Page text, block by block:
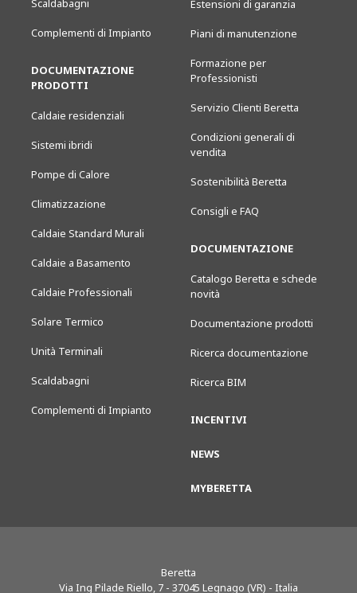
Scaldabagni
Complementi di Impianto
DOCUMENTAZIONE
PRODOTTI
Caldaie residenziali
Sistemi ibridi
Pompe di Calore
Climatizzazione
Caldaie Standard Murali
Caldaie a Basamento
Caldaie Professionali
Solare Termico
Unità Terminali
Scaldabagni
Complementi di Impianto
Estensioni di garanzia
Piani di manutenzione
Formazione per
Professionisti
Servizio Clienti Beretta
Condizioni generali di
vendita
Sostenibilità Beretta
Consigli e FAQ
DOCUMENTAZIONE
Catalogo Beretta e schede
novità
Documentazione prodotti
Ricerca documentazione
Ricerca BIM
INCENTIVI
NEWS
MYBERETTA
Beretta
Via Ing Pilade Riello, 7 - 37045 Legnago (VR) - Italia